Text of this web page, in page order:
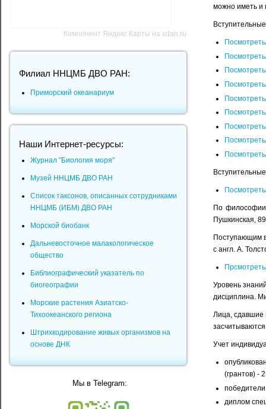
можно иметь и
По философии
Пушкинская,
Поступающим
с англ. А.
Уровень
дисциплина.
Лица, сдавшие
Учет
(грантов) -
победители
диплом
Компонент Яндекс Карты на xdan.ru
Филиал ННЦМБ ДВО РАН:
Приморский океанариум
Наши Интернет-ресурсы:
Журнал "Биология моря"
Музей ННЦМБ ДВО РАН
Список таксонов, описанных сотрудниками
ННЦМБ (ИБМ) ДВО РАН
Морской биобанк
Дальневосточное малакологическое
общество
Библиографический указатель по
биогеографии
Морские растения Азиатско-
Тихоокеанского региона
Штрихкодирование живых организмов на
основе ДНК
Мы в Telegram: